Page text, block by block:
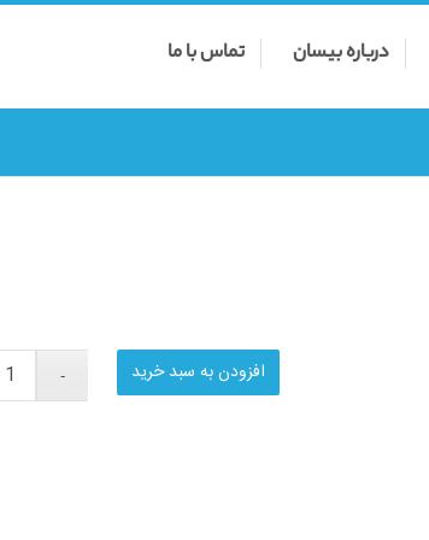
درباره بیسان تماس با ما
افزودن به سبد خرید